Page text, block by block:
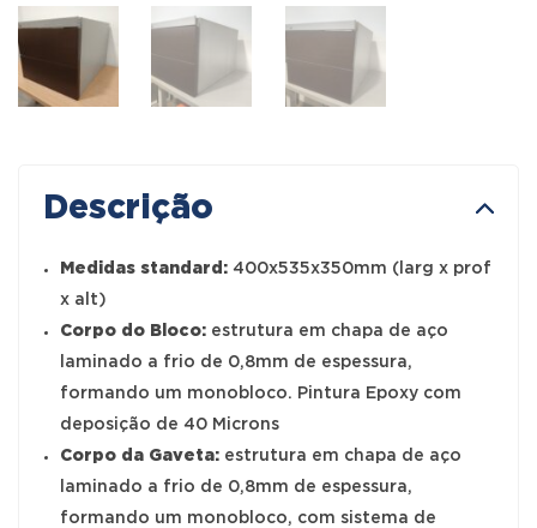
Descrição
Medidas standard: 400x535x350mm (larg x prof
x alt)
Corpo do Bloco: estrutura em chapa de aço
laminado a frio de 0,8mm de espessura,
formando um monobloco. Pintura Epoxy com
deposição de 40 Microns
Corpo da Gaveta: estrutura em chapa de aço
laminado a frio de 0,8mm de espessura,
formando um monobloco, com sistema de